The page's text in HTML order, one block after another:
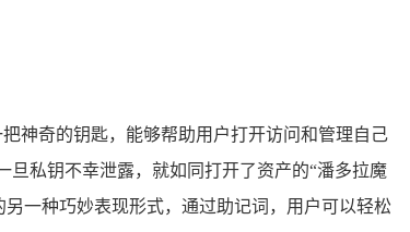
神奇的钥匙，能够帮助用户打开访问和管理自己
旦私钥不幸泄露，就如同打开了资产的“潘多拉魔
一种巧妙表现形式，通过助记词，用户可以轻松